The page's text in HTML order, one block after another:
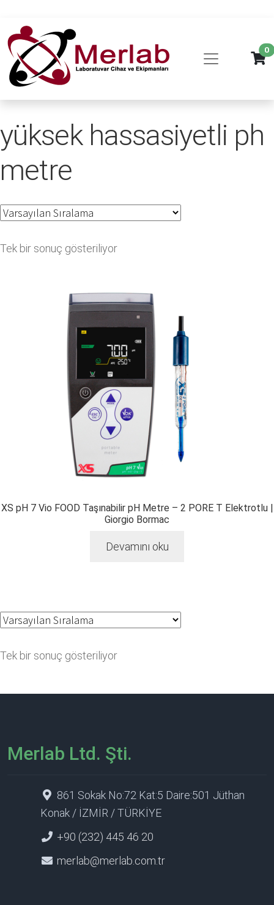
0
yüksek hassasiyetli ph
metre
Tek bir sonuç gösteriliyor
XS pH 7 Vio FOOD Taşınabilir pH Metre – 2 PORE T Elektrotlu |
Giorgio Bormac
Devamını oku
Tek bir sonuç gösteriliyor
Merlab Ltd. Şti.
861 Sokak No:72 Kat:5 Daire:501 Jüthan
Konak / İZMİR / TÜRKİYE
+90 (232) 445 46 20
merlab@merlab.com.tr